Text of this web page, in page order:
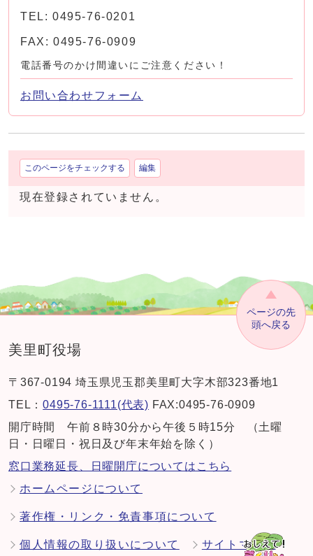
TEL: 0495-76-0201
FAX: 0495-76-0909
電話番号のかけ間違いにご注意ください！
お問い合わせフォーム
このページをチェックする 編集
現在登録されていません。
ページの先
頭へ戻る
美里町役場
〒367-0194 埼玉県児玉郡美里町大字木部323番地1
TEL：0495-76-1111(代表) FAX:0495-76-0909
開庁時間 午前８時30分から午後５時15分 （土曜
日・日曜日・祝日及び年末年始を除く）
窓口業務延長、日曜開庁についてはこちら
ホームページについて
著作権・リンク・免責事項について
個人情報の取り扱いについて サイトマップ